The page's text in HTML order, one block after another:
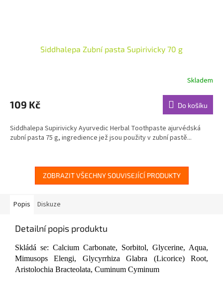
Siddhalepa Zubní pasta Supirivicky 70 g
produktu
je
z
5
Skladem
109 Kč Do košíku
Siddhalepa Supirivicky Ayurvedic Herbal Toothpaste ajurvédská
zubní pasta 75 g, ingredience jež jsou použity v zubní pastě...
ZOBRAZIT VŠECHNY SOUVISEJÍCÍ PRODUKTY
Popis Diskuze
Detailní popis produktu
Skládá se: Calcium Carbonate, Sorbitol, Glycerine, Aqua,
Mimusops Elengi, Glycyrrhiza Glabra (Licorice) Root,
Aristolochia Bracteolata, Cuminum Cyminum